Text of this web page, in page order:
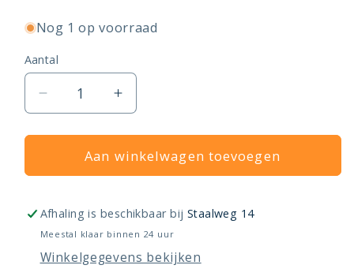
Nog 1 op voorraad
Aantal
Aantal
verlagen
voor
Airco
Oslo
Aantal
verhogen
voor
Fintek
Airco
Oslo
Aan winkelwagen toevoegen
Afhaling is beschikbaar bij Staalweg 14
Meestal klaar binnen 24 uur
Winkelgegevens bekijken